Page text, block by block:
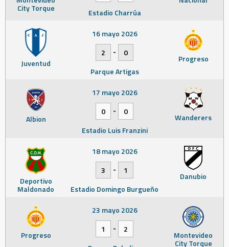
City Torque
Estadio Charrúa
Juventud Progreso
16 mayo 2026
2
-
0
Parque Artigas
Albion Wanderers
17 mayo 2026
0
-
0
Estadio Luis Franzini
Deportivo
Maldonado
Danubio
18 mayo 2026
3
-
1
Estadio Domingo Burgueño
Progreso Montevideo
City Torque
23 mayo 2026
1
-
2